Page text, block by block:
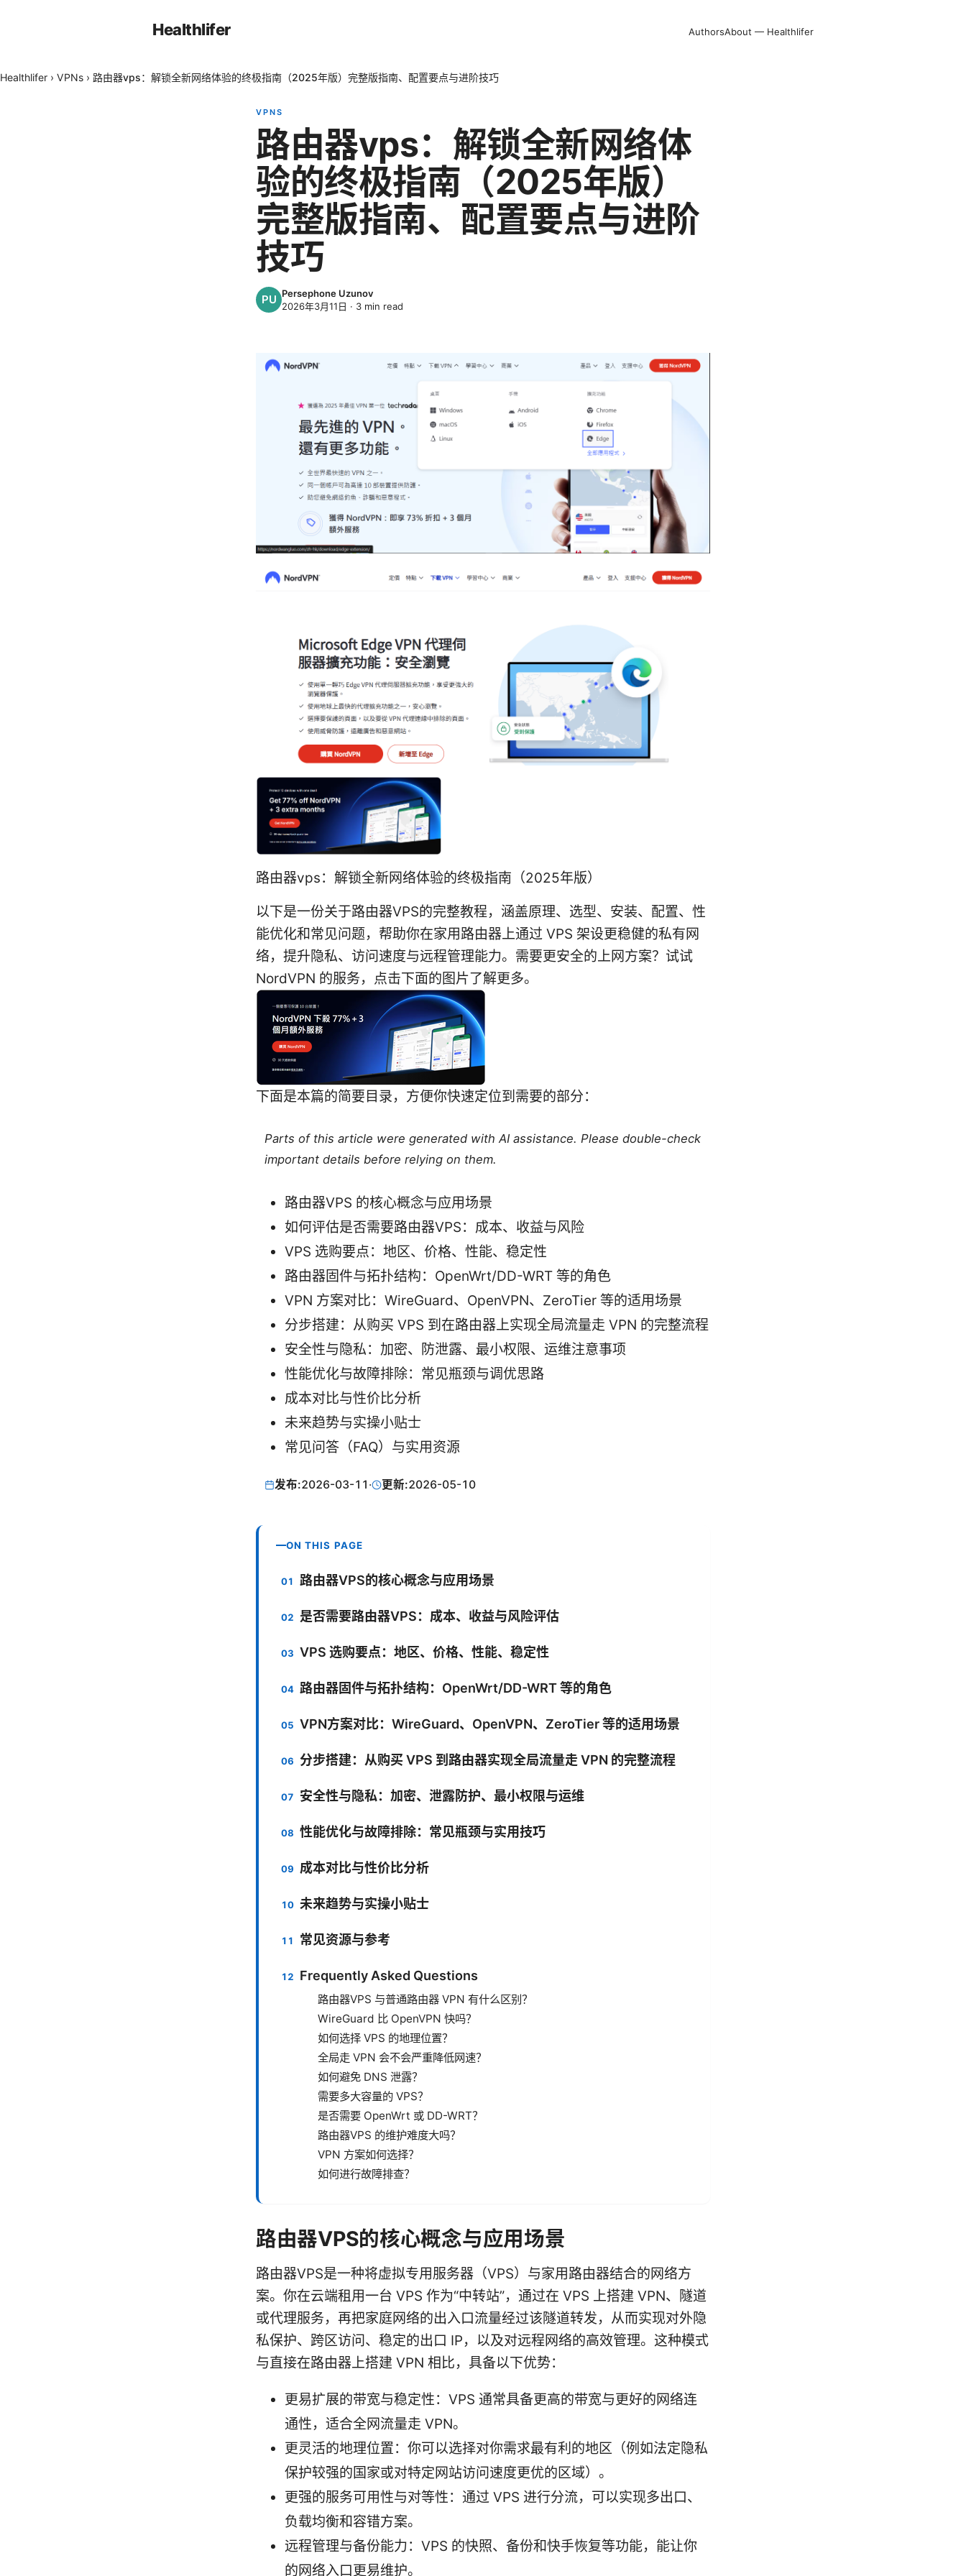
Healthlifer AuthorsAbout — Healthlifer
Healthlifer › VPNs › 路由器vps：解锁全新网络体验的终极指南（2025年版）完整版指南、配置要点与进阶技巧
VPNS
路由器vps：解锁全新网络体
验的终极指南（2025年版）
完整版指南、配置要点与进阶
技巧
Persephone Uzunov
2026年3月11日 · 3 min read
路由器vps：解锁全新网络体验的终极指南（2025年版）
以下是一份关于路由器VPS的完整教程，涵盖原理、选型、安装、配置、性
能优化和常见问题，帮助你在家用路由器上通过 VPS 架设更稳健的私有网
络，提升隐私、访问速度与远程管理能力。需要更安全的上网方案？试试
NordVPN 的服务，点击下面的图片了解更多。
下面是本篇的简要目录，方便你快速定位到需要的部分：
Parts of this article were generated with AI assistance. Please double-check
important details before relying on them.
路由器VPS 的核心概念与应用场景
如何评估是否需要路由器VPS：成本、收益与风险
VPS 选购要点：地区、价格、性能、稳定性
路由器固件与拓扑结构：OpenWrt/DD-WRT 等的角色
VPN 方案对比：WireGuard、OpenVPN、ZeroTier 等的适用场景
分步搭建：从购买 VPS 到在路由器上实现全局流量走 VPN 的完整流程
安全性与隐私：加密、防泄露、最小权限、运维注意事项
性能优化与故障排除：常见瓶颈与调优思路
成本对比与性价比分析
未来趋势与实操小贴士
常见问答（FAQ）与实用资源
发布:2026-03-11 · 更新:2026-05-10
ON THIS PAGE
路由器VPS的核心概念与应用场景
是否需要路由器VPS：成本、收益与风险评估
VPS 选购要点：地区、价格、性能、稳定性
路由器固件与拓扑结构：OpenWrt/DD-WRT 等的角色
VPN方案对比：WireGuard、OpenVPN、ZeroTier 等的适用场景
分步搭建：从购买 VPS 到路由器实现全局流量走 VPN 的完整流程
安全性与隐私：加密、泄露防护、最小权限与运维
性能优化与故障排除：常见瓶颈与实用技巧
成本对比与性价比分析
未来趋势与实操小贴士
常见资源与参考
Frequently Asked Questions
路由器VPS 与普通路由器 VPN 有什么区别？
WireGuard 比 OpenVPN 快吗？
如何选择 VPS 的地理位置？
全局走 VPN 会不会严重降低网速？
如何避免 DNS 泄露？
需要多大容量的 VPS？
是否需要 OpenWrt 或 DD-WRT？
路由器VPS 的维护难度大吗？
VPN 方案如何选择？
如何进行故障排查？
路由器VPS的核心概念与应用场景
路由器VPS是一种将虚拟专用服务器（VPS）与家用路由器结合的网络方
案。你在云端租用一台 VPS 作为“中转站”，通过在 VPS 上搭建 VPN、隧道
或代理服务，再把家庭网络的出入口流量经过该隧道转发，从而实现对外隐
私保护、跨区访问、稳定的出口 IP，以及对远程网络的高效管理。这种模式
与直接在路由器上搭建 VPN 相比，具备以下优势：
更易扩展的带宽与稳定性：VPS 通常具备更高的带宽与更好的网络连
通性，适合全网流量走 VPN。
更灵活的地理位置：你可以选择对你需求最有利的地区（例如法定隐私
保护较强的国家或对特定网站访问速度更优的区域）。
更强的服务可用性与对等性：通过 VPS 进行分流，可以实现多出口、
负载均衡和容错方案。
远程管理与备份能力：VPS 的快照、备份和快手恢复等功能，能让你
的网络入口更易维护。